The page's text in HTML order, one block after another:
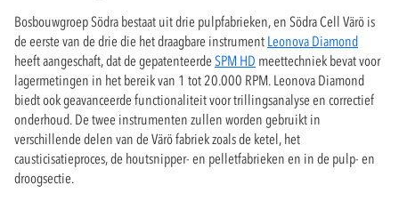
Bosbouwgroep Södra bestaat uit drie pulpfabrieken, en Södra Cell Värö is
de eerste van de drie die het draagbare instrument Leonova Diamond
heeft aangeschaft, dat de gepatenteerde SPM HD meettechniek bevat voor
lagermetingen in het bereik van 1 tot 20.000 RPM. Leonova Diamond
biedt ook geavanceerde functionaliteit voor trillingsanalyse en correctief
onderhoud. De twee instrumenten zullen worden gebruikt in
verschillende delen van de Värö fabriek zoals de ketel, het
causticisatieproces, de houtsnipper- en pelletfabrieken en in de pulp- en
droogsectie.